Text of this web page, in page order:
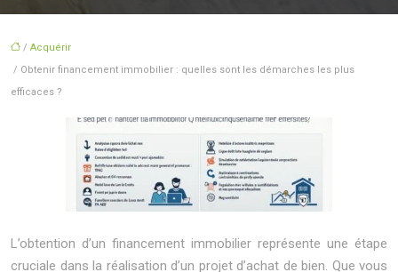
/ Acquérir
/ Obtenir financement immobilier : quelles sont les démarches les plus
efficaces ?
L’obtention d’un financement immobilier représente une étape
cruciale dans la réalisation d’un projet d’achat de bien. Que vous